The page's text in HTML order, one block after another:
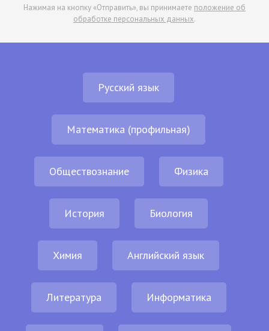
Нажимая на кнопку «Отправить», вы принимаете положение об
обработке персональных данных.
Русский язык
Математика (профильная)
Обществознание Физика
История Биология
Химия Английский язык
Литература Информатика